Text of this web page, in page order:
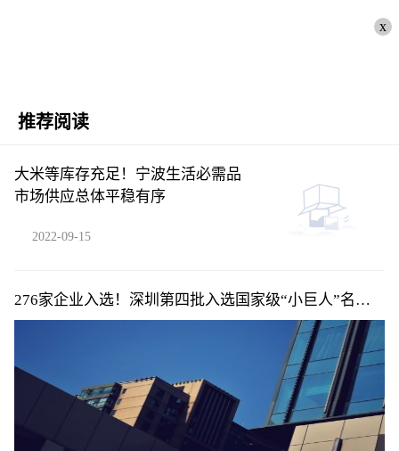
x
推荐阅读
大米等库存充足！宁波生活必需品
市场供应总体平稳有序
2022-09-15
276家企业入选！深圳第四批入选国家级“小巨人”名单
公布